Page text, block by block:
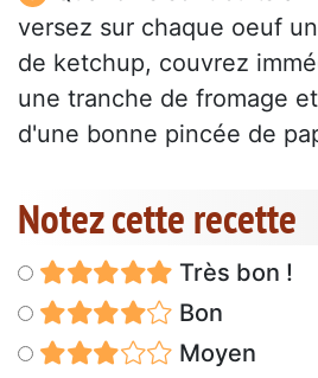
versez sur chaque oeuf
de ketchup, couvrez
une tranche de fromage
d'une bonne pincée de
Notez cette recette
Très bon !
Bon
Moyen